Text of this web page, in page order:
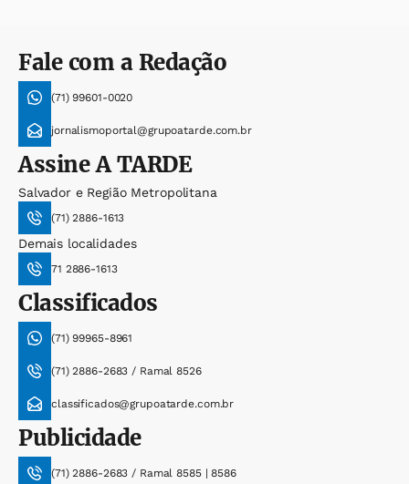
Fale com a Redação
(71) 99601-0020
jornalismoportal@grupoatarde.com.br
AssineA TARDE
Salvador e Região Metropolitana
(71) 2886-1613
Demais localidades
71 2886-1613
Classificados
(71) 99965-8961
(71) 2886-2683 / Ramal 8526
classificados@grupoatarde.com.br
Publicidade
(71) 2886-2683 / Ramal 8585 | 8586